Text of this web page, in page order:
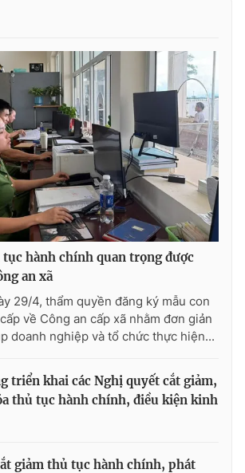
024-7300.7108
mọi hình thức nếu không có sự chấp
Ghi rõ nguồn VTV.vn khi phát hành lại
này.
hành chính quan trọng được
an xã
29/4, thẩm quyền đăng ký mẫu con
về Công an cấp xã nhằm đơn giản
doanh nghiệp và tổ chức thực hiện...
triển khai các Nghị quyết cắt giảm,
thủ tục hành chính, điều kiện kinh
giảm thủ tục hành chính, phát